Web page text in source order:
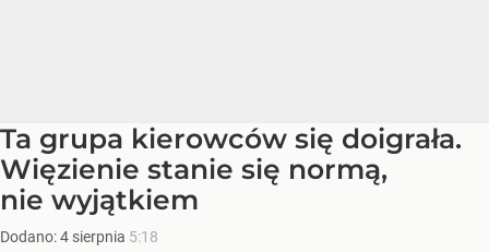
Ta grupa kierowców się doigrała.
Więzienie stanie się normą,
nie wyjątkiem
Dodano:4 sierpnia 5:18